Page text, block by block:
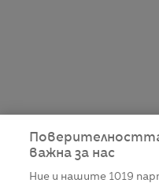
важна за нас
Ние и нашите 1019